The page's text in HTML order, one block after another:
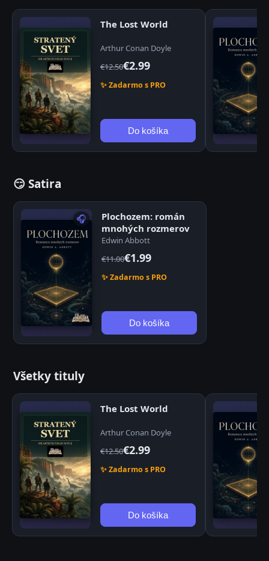
The Lost World
Arthur Conan Doyle
€12.50€2.99
✨ Zadarmo s PRO
Do košíka
😏 Satira
🎧
Plochozem: román
mnohých rozmerov
Edwin Abbott
€11.00€1.99
✨ Zadarmo s PRO
Do košíka
Všetky tituly
The Lost World
Arthur Conan Doyle
€12.50€2.99
✨ Zadarmo s PRO
Do košíka